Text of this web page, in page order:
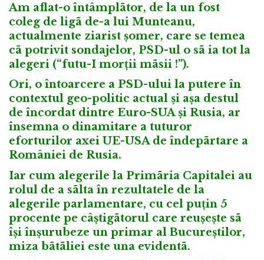
Am aflat-o întâmplãtor, de la un fost
coleg de ligã de-a lui Munteanu,
actualmente ziarist șomer, care se temea
cã potrivit sondajelor, PSD-ul o sã ia tot la
alegeri (“futu-I morții mãsii !”).
Ori, o întoarcere a PSD-ului la putere în
contextul geo-politic actual și așa destul
de încordat dintre Euro-SUA și Rusia, ar
însemna o dinamitare a tuturor
eforturilor axei UE-USA de îndepãrtare a
României de Rusia.
Iar cum alegerile la Primãria Capitalei au
rolul de a sãlta în rezultatele de la
alegerile parlamentare, cu cel puțin 5
procente pe câștigãtorul care reușește sã
își înșurubeze un primar al Bucureștilor,
miza bãtãliei este una evidentã.